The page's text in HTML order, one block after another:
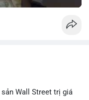
Wall Street trị giá